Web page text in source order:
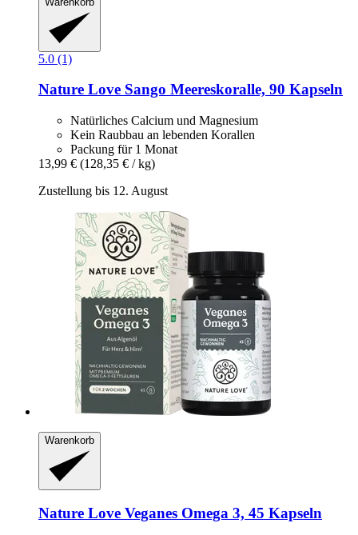
5.0 (1)
Nature Love Sango Meereskoralle, 90 Kapseln
Natürliches Calcium und Magnesium
Kein Raubbau an lebenden Korallen
Packung für 1 Monat
13,99 € (128,35 € / kg)
Zustellung bis 12. August
Warenkorb
Nature Love Veganes Omega 3, 45 Kapseln